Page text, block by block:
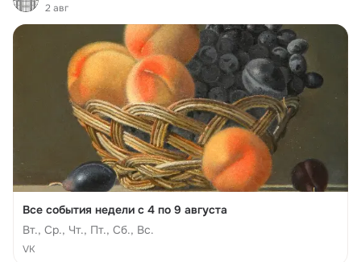
2 авг
Все события недели с 4 по 9 августа
Вт., Ср., Чт., Пт., Сб., Вс.
VK